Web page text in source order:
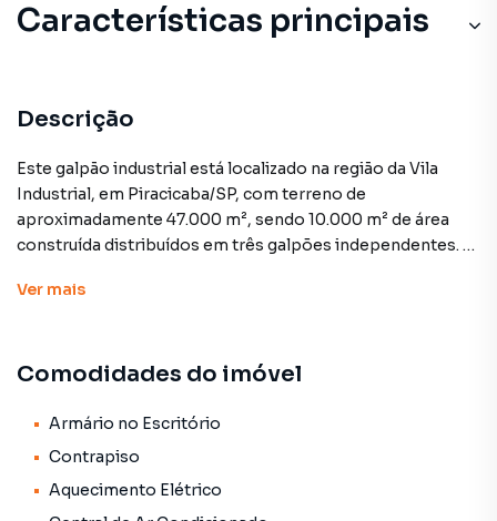
Características principais
Central de Ar Condicionado
Cimento Queimado
Escritório
Descrição
Este galpão industrial está localizado na região da Vila
Industrial, em Piracicaba/SP, com terreno de
aproximadamente 47.000 m², sendo 10.000 m² de área
construída distribuídos em três galpões independentes. A
oferecendo excelente infraestrutura para operações
caminhões ou estocagem ao ar livre.
Os galpões possuem pé-direito alto, portões para entrada
de carretas, estrutura metálica, instalações elétricas
do imóvel permite o funcionamento de diferentes
Ver mais
Comodidades do imóvel
Armário no Escritório
Contrapiso
Aquecimento Elétrico